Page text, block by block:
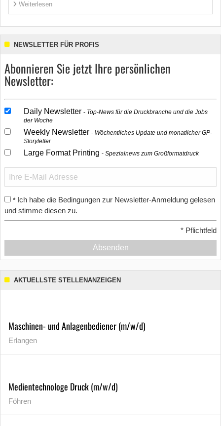
Weiterlesen
NEWSLETTER FÜR PROFIS
Abonnieren Sie jetzt Ihre persönlichen
Newsletter:
Daily Newsletter
Top-News für die Druckbranche und die Jobs
der Woche
Weekly Newsletter
Wöchentliches Update und monatlicher GP-
Storyletter
Large Format Printing Spezialnews zum Großformatdruck
* Ich habe die Bedingungen zur Newsletter-Anmeldung gelesen
und stimme diesen zu.
* Pflichtfeld
Absenden
AKTUELLSTE STELLENANZEIGEN
Maschinen- und Anlagenbediener (m/w/d)
Erlangen
Medientechnologe Druck (m/w/d)
Föhren